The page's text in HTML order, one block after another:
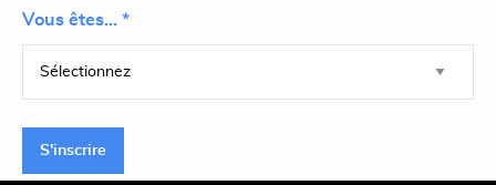
Vous êtes... *
S'inscrire